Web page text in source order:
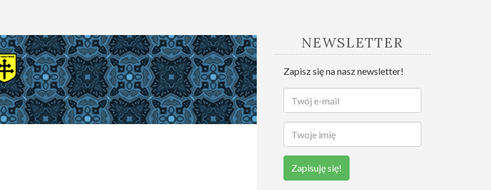
NEWSLETTER
Zapisz się na nasz newsletter!
Zapisuję się!